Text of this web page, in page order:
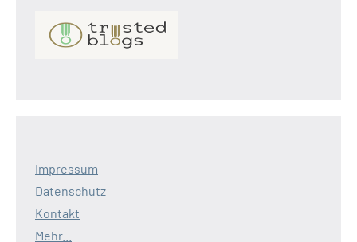
Impressum
Datenschutz
Kontakt
Mehr...